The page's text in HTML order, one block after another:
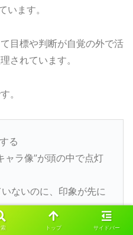
ます。
目標や判断が自覚の外で活
されています。
。
る
ラ像”が頭の中で点灯
ないのに、印象が先に
トップ サイドバー